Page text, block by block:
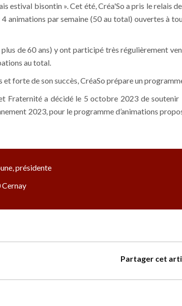
estival bisontin ». Cet été, Créa'So a pris le relais
animations par semaine (50 au total) ouvertes à
plus de 60 ans) y ont participé très régulièrement
au total.
forte de son succès, CréaSo prépare un
Fraternité a décidé le 5 octobre 2023 de
2023, pour le programme d’animations
présidente
Partager cet